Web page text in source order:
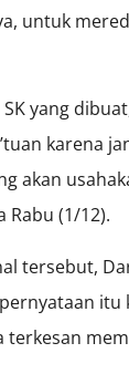
untuk
SK yang
karena
akan
Rabu (1/12).
tersebut,
itu
terkesan